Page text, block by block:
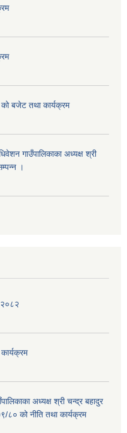
बजेट तथा कार्यक्रम
गाउँपालिकाका अध्यक्ष श्री
।
२०८२
अध्यक्ष श्री चन्द्र बहादुर
को नीति तथा कार्यक्रम